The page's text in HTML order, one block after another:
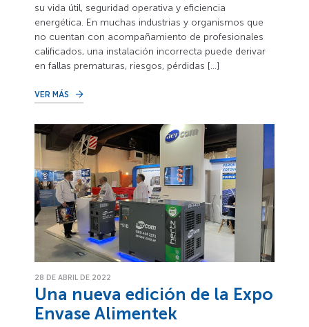
su vida útil, seguridad operativa y eficiencia
energética. En muchas industrias y organismos que
no cuentan con acompañamiento de profesionales
calificados, una instalación incorrecta puede derivar
en fallas prematuras, riesgos, pérdidas […]
VER MÁS
28 DE ABRIL DE 2022
Una nueva edición de la Expo
Envase Alimentek